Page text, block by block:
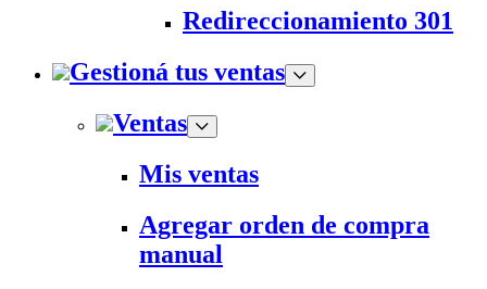
Redireccionamiento 301
Gestioná tus ventas
Ventas
Mis ventas
Agregar orden de compra
manual